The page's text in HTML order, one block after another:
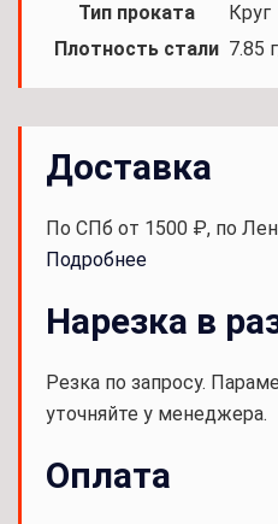
Тип проката
Круг
Плотность стали 7.85
Доставка
По СПб от 1500 ₽, по
Подробнее
Нарезка в
Резка по запросу.
уточняйте у менеджера.
Оплата